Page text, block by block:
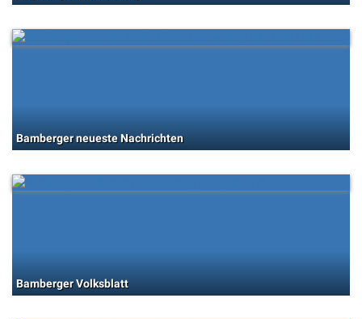
Bamberger neueste Nachrichten
Bamberger Volksblatt